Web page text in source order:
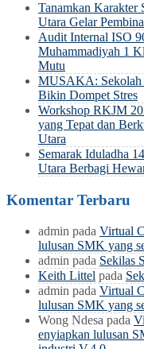
Tanamkan Karakter
Utara Gelar
Audit Internal ISO
Muhammadiyah 1
Mutu
MUSAKA: Sekolah
Bikin Dompet Stres
Workshop RKJM
yang Tepat dan
Utara
Semarak Iduladha
Utara Berbagi
Komentar Terbaru
admin pada Virtual
lulusan SMK yang
admin pada Sekilas
Keith Littel pada
admin pada Virtual
lulusan SMK yang
Wong Ndesa pada
enyiapkan lulusan